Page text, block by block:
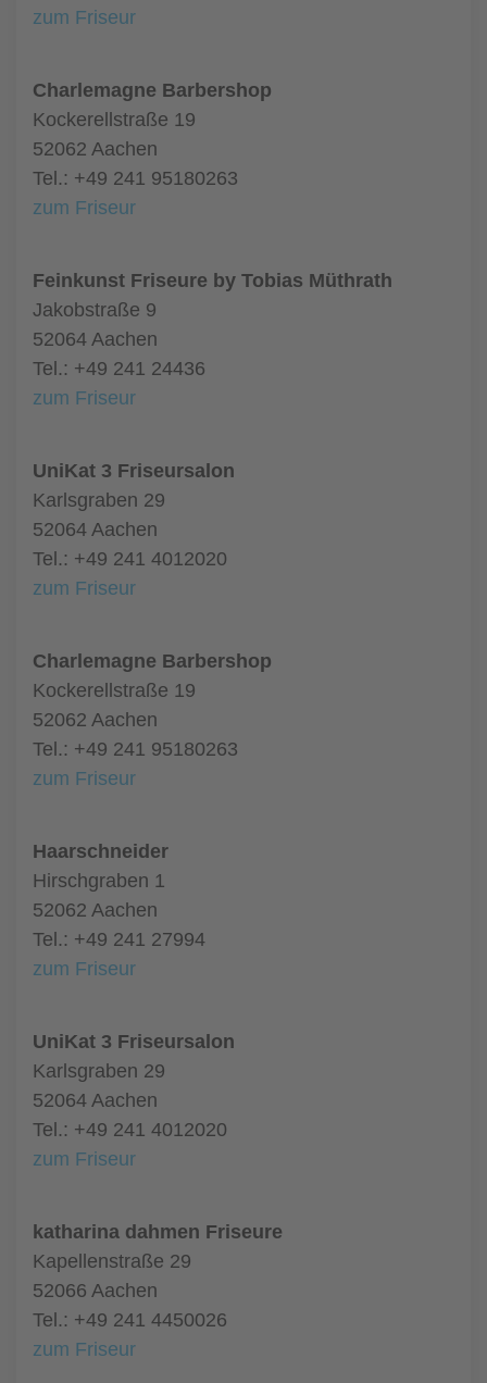
zum Friseur
Charlemagne Barbershop
Kockerellstraße 19
52062 Aachen
Tel.: +49 241 95180263
zum Friseur
Feinkunst Friseure by Tobias Müthrath
Jakobstraße 9
52064 Aachen
Tel.: +49 241 24436
zum Friseur
UniKat 3 Friseursalon
Karlsgraben 29
52064 Aachen
Tel.: +49 241 4012020
zum Friseur
Charlemagne Barbershop
Kockerellstraße 19
52062 Aachen
Tel.: +49 241 95180263
zum Friseur
Haarschneider
Hirschgraben 1
52062 Aachen
Tel.: +49 241 27994
zum Friseur
UniKat 3 Friseursalon
Karlsgraben 29
52064 Aachen
Tel.: +49 241 4012020
zum Friseur
katharina dahmen Friseure
Kapellenstraße 29
52066 Aachen
Tel.: +49 241 4450026
zum Friseur